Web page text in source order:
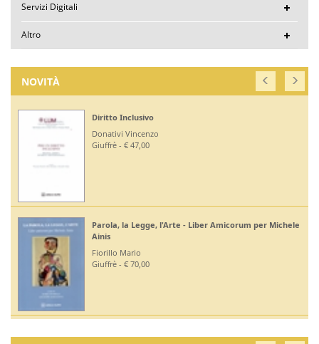
Servizi Digitali
Altro
NOVITÀ
Diritto Inclusivo
Donativi Vincenzo
Giuffrè - € 47,00
Parola, la Legge, l'Arte - Liber Amicorum per Michele
Ainis
Fiorillo Mario
Giuffrè - € 70,00